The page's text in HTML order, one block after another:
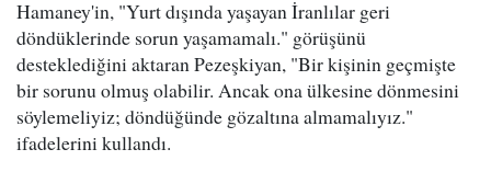
Hamaney'in, "Yurt dışında yaşayan İranlılar geri
döndüklerinde sorun yaşamamalı." görüşünü
desteklediğini aktaran Pezeşkiyan, "Bir kişinin geçmişte
bir sorunu olmuş olabilir. Ancak ona ülkesine dönmesini
söylemeliyiz; döndüğünde gözaltına almamalıyız."
ifadelerini kullandı.